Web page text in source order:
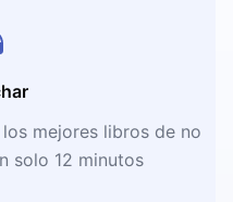
mejores libros de no
solo 12 minutos